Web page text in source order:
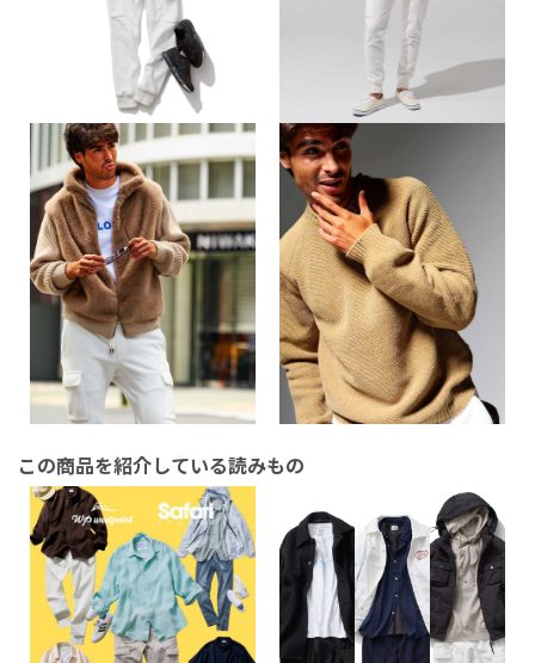
この商品を紹介している読みもの